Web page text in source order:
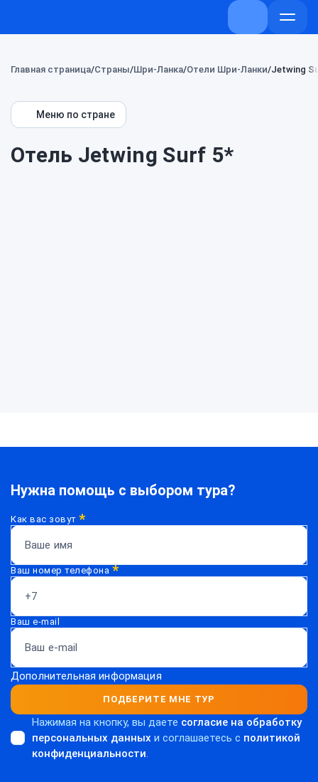
+7 (800) 707-
Главная страница Страны Шри-Ланка Отели Шри-Ланки Jetwing
Меню по стране
Отель Jetwing Surf 5*
Нужна помощь с выбором тура?
Как вас зовут*
Ваш номер телефона *
Ваш e-mail
Дополнительная информация
ПОДБЕРИТЕ МНЕ ТУР
Нажимая на кнопку, вы даете согласие на обработку
персональных данных и соглашаетесь c политикой
конфиденциальности.